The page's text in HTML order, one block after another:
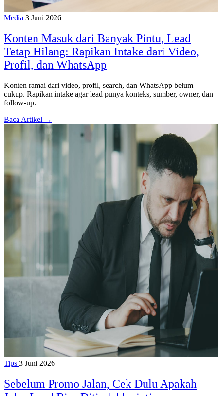
Media 3 Juni 2026
Konten Masuk dari Banyak Pintu, Lead
Tetap Hilang: Rapikan Intake dari Video,
Profil, dan WhatsApp
Konten ramai dari video, profil, search, dan WhatsApp belum
cukup. Rapikan intake agar lead punya konteks, sumber, owner, dan
follow-up.
Baca Artikel →
Tips 3 Juni 2026
Sebelum Promo Jalan, Cek Dulu Apakah